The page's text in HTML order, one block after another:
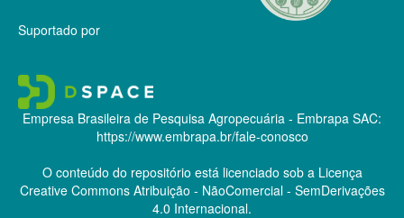
Suportado por
Empresa Brasileira de Pesquisa Agropecuária - Embrapa SAC:
https://www.embrapa.br/fale-conosco
O conteúdo do repositório está licenciado sob a Licença
Creative CommonsAtribuição - NãoComercial - SemDerivações
4.0 Internacional.